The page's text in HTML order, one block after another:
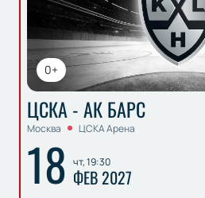
0+
ЦСКА - АК БАРС
Москва ЦСКА Арена
18 чт, 19:30
ФЕВ 2027